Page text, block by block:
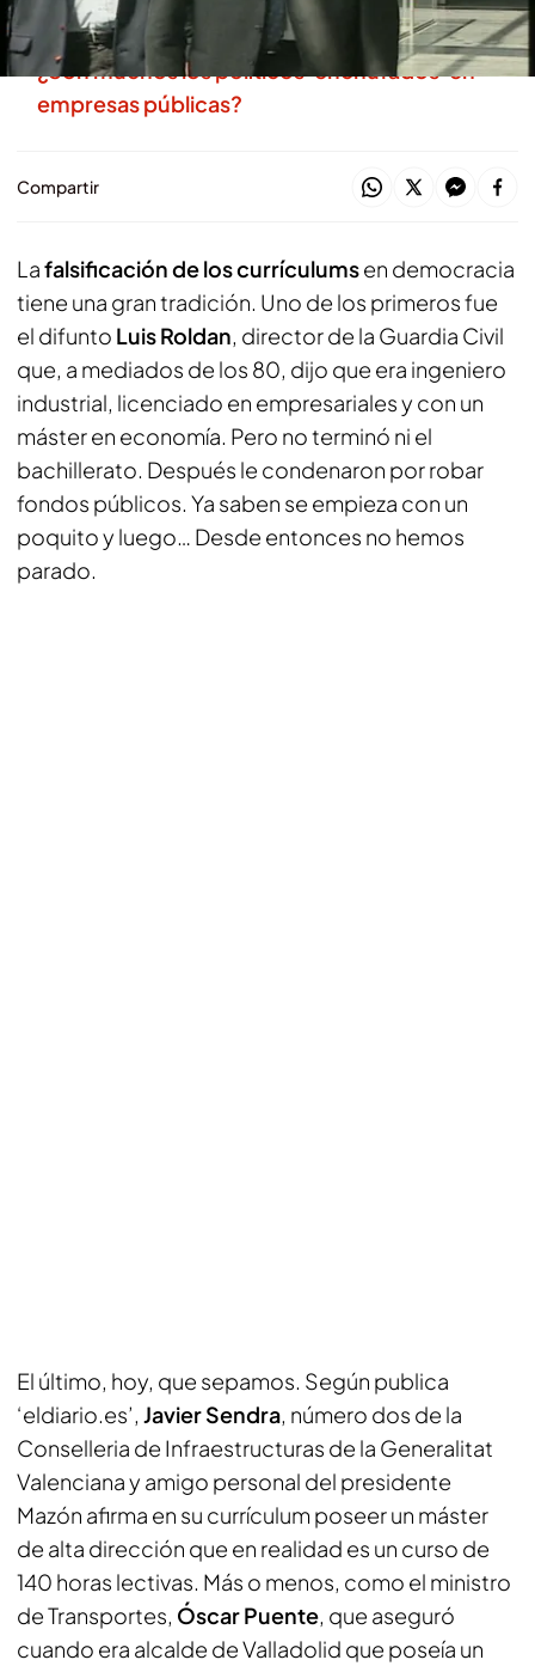
título
¿Son muchos los políticos 'enchufados' en
empresas públicas?
Compartir
Lafalsificación de los currículumsen democracia
tiene una gran tradición. Uno de los primeros fue
el difunto Luis Roldan, director de la Guardia Civil
que, a mediados de los 80, dijo que era ingeniero
industrial, licenciado en empresariales y con un
máster en economía. Pero no terminó ni el
bachillerato. Después le condenaron por robar
fondos públicos. Ya saben se empieza con un
poquito y luego… Desde entonces no hemos
parado.
El último, hoy, que sepamos. Según publica
‘eldiario.es’, Javier Sendra, número dos de la
Conselleria de Infraestructuras de la Generalitat
Valenciana y amigo personal del presidente
Mazón afirma en su currículum poseer un máster
de alta dirección que en realidad es un curso de
140 horas lectivas. Más o menos, como el ministro
de Transportes, Óscar Puente, que aseguró
cuando era alcalde de Valladolid que poseía un